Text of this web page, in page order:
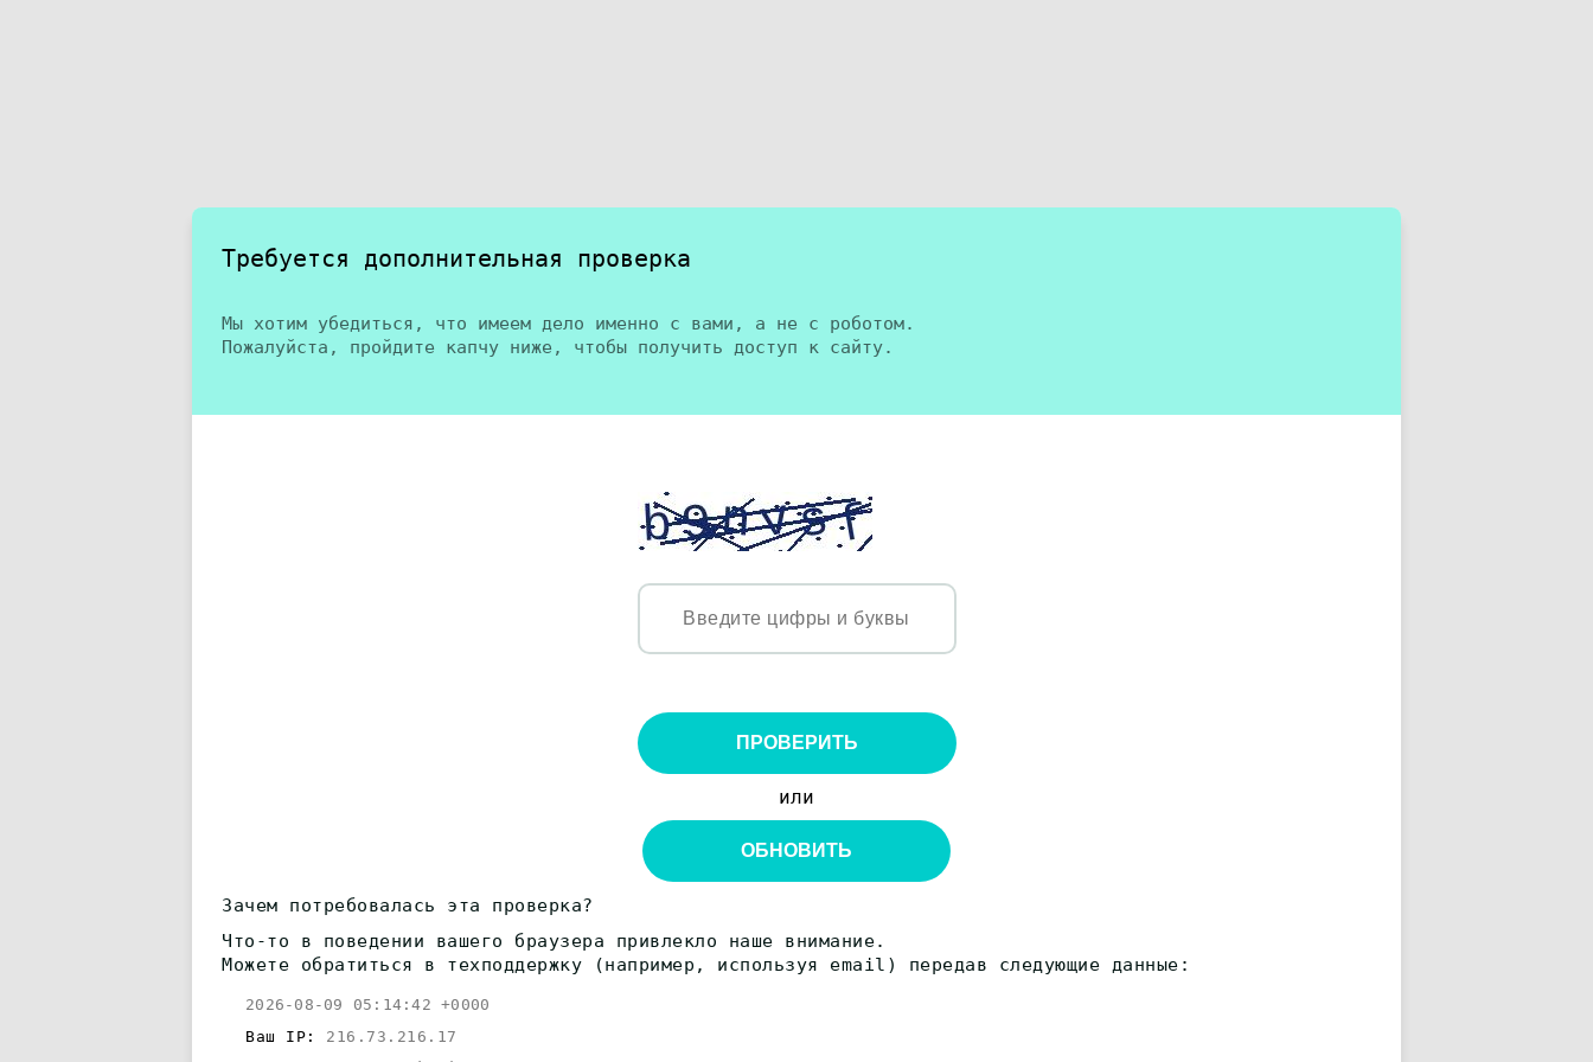
Требуется дополнительная проверка
Мы хотим убедиться, что имеем дело именно с вами, а не с роботом.
Пожалуйста, пройдите капчу ниже, чтобы получить доступ к сайту.
ПРОВЕРИТЬ
или
ОБНОВИТЬ
Зачем потребовалась эта проверка?
Что-то в поведении вашего браузера привлекло наше внимание.
Можете обратиться в техподдержку (например, используя email) передав следующие данные:
2026-08-09 05:14:42 +0000
Ваш IP: 216.73.216.17